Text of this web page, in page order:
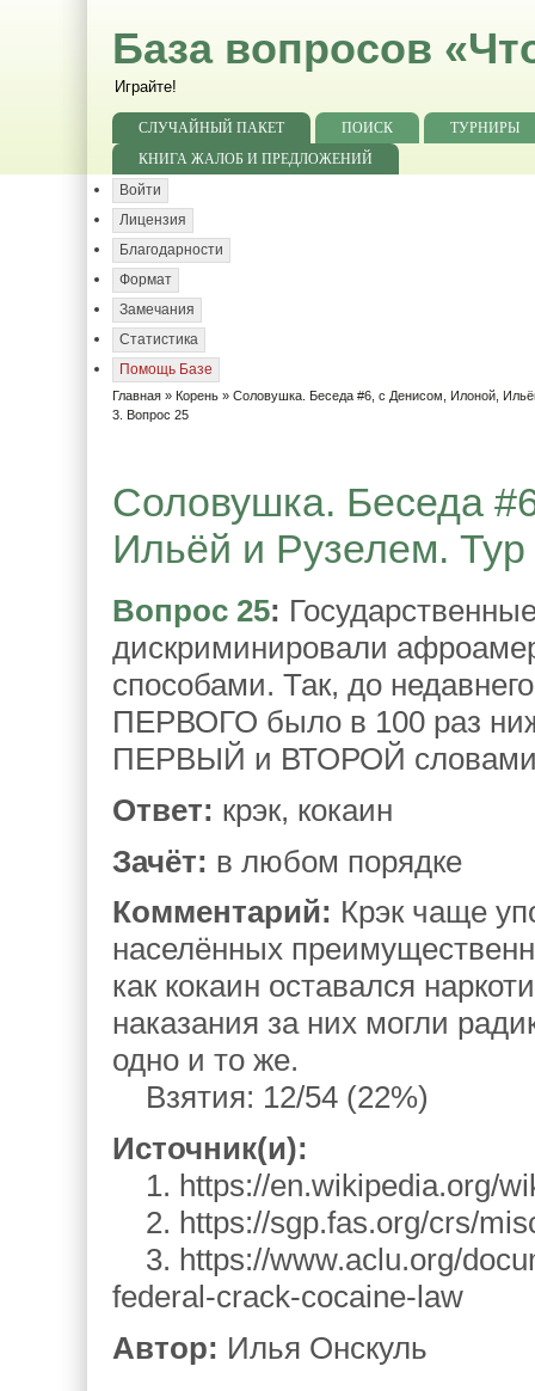
База вопросов
Играйте!
СЛУЧАЙНЫЙ ПАКЕТ ПОИСК
ТУРНИРЫ
КНИГА ЖАЛОБ И ПРЕДЛОЖЕНИЙ
Войти
Лицензия
Благодарности
Формат
Замечания
Статистика
Помощь Базе
Главная » Корень » Соловушка. Беседа #6, с Денисом, Илоной,
3. Вопрос 25
Соловушка. Беседа
Ильёй и Рузелем.
Вопрос 25:
дискриминировали
способами. Так, до
ПЕРВОГО было в 100 раз
ПЕРВЫЙ и ВТОРОЙ словами,
Ответ: крэк, кокаин
Зачёт: в любом порядке
Комментарий: Крэк чаще
населённых
как кокаин оставался
наказания за них могли
одно и то же.
Взятия: 12/54 (22%)
Источник(и):
1. https://en.wikipedia.org/
2. https://sgp.fas.org/crs/
3. https://www.aclu.org/
federal-crack-cocaine-law
Автор: Илья Онскуль